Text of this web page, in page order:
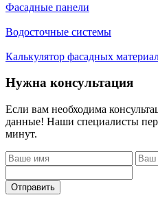
Фасадные панели
Водосточные системы
Калькулятор фасадных
Нужна консультация
Если вам необходима
данные! Наши специалисты
минут.
Отправить